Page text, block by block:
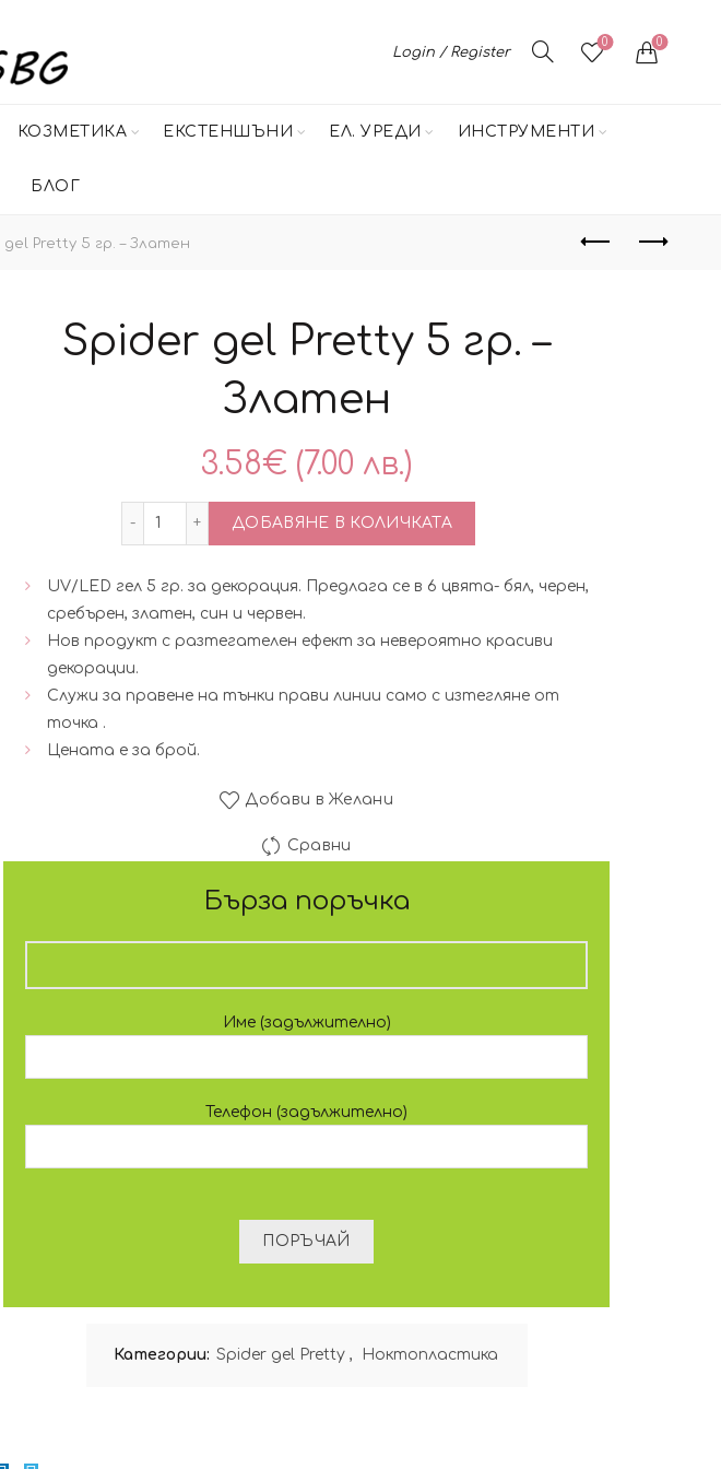
Login / Register
0 0
КОЗМЕТИКА ЕКСТЕНШЪНИ ЕЛ. УРЕДИ ИНСТРУМЕНТИ
БЛОГ
gel Pretty 5 гр. – Златен
Spider gel Pretty 5 гр. –
Златен
3.58€ (7.00 лв.)
количество за Spider gel Pretty 5 гр. - Златен
ДОБАВЯНЕ В КОЛИЧКАТА
UV/LED гел 5 гр. за декорация. Предлага се в 6 цвята- бял, черен,
сребърен, златен, син и червен.
Нов продукт с разтегателен ефект за невероятно красиви
декорации.
Служи за правене на тънки прави линии само с изтегляне от
точка .
Цената е за брой.
Добави в Желани
Сравни
Бърза поръчка
Име (задължително)
Телефон (задължително)
Категории: Spider gel Pretty , Ноктопластика